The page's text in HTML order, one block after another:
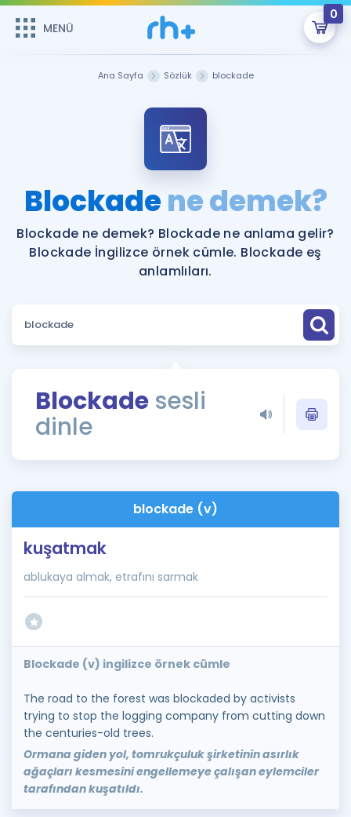
MENÜ
0
ÜYE DEĞİLİM
Sepetin Şu An Boş.
Remzi Hoca ile seni sınava hazırlayacak onlarca eğitim seni
bekliyor!
MENÜ
Faydalı Araçlar
Sözlük
Rehberlik Aracı
ÖSYM Sınav Takvimi
İngilizce Gramer
Hakkımızda
Ana Sayfa Sözlük blockade
Blockadene demek?
Blockade ne demek? Blockade ne anlama gelir?
Blockade İngilizce örnek cümle. Blockade eş
anlamlıları.
Blockade sesli
dinle
blockade (v)
kuşatmak
ablukaya almak, etrafını sarmak
Blockade (v) ingilizce örnek cümle
The road to the forest was blockaded by activists
trying to stop the logging company from cutting down
the centuries-old trees.
Ormana giden yol, tomrukçuluk şirketinin asırlık
ağaçları kesmesini engellemeye çalışan eylemciler
tarafından kuşatıldı.